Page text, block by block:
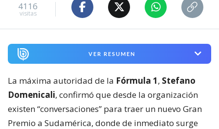
4116
visitas
VER RESUMEN
La máxima autoridad de la Fórmula 1, Stefano
Domenicali, confirmó que desde la organización
existen “conversaciones” para traer un nuevo Gran
Premio a Sudamérica, donde de inmediato surge